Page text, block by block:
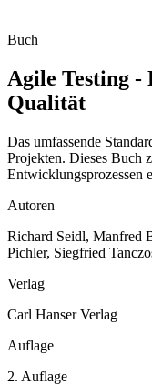
Buch
Agile Testing -
Qualität
Das umfassende
Projekten. Dieses Buch
Entwicklungsprozessen
Autoren
Richard Seidl, Manfred
Pichler, Siegfried
Verlag
Carl Hanser Verlag
Auflage
2. Auflage